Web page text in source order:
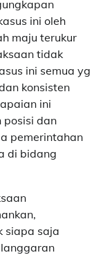
ini oleh
maju terukur
tidak
ini semua yg
konsisten
ini
posisi dan
pemerintahan
di bidang
siapa saja